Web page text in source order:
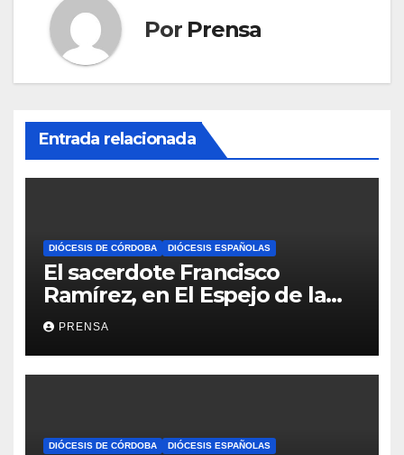
Por Prensa
Entrada relacionada
DIÓCESIS DE CÓRDOBA DIÓCESIS ESPAÑOLAS
El sacerdote Francisco
Ramírez, en El Espejo de la
Iglesia
PRENSA
DIÓCESIS DE CÓRDOBA DIÓCESIS ESPAÑOLAS